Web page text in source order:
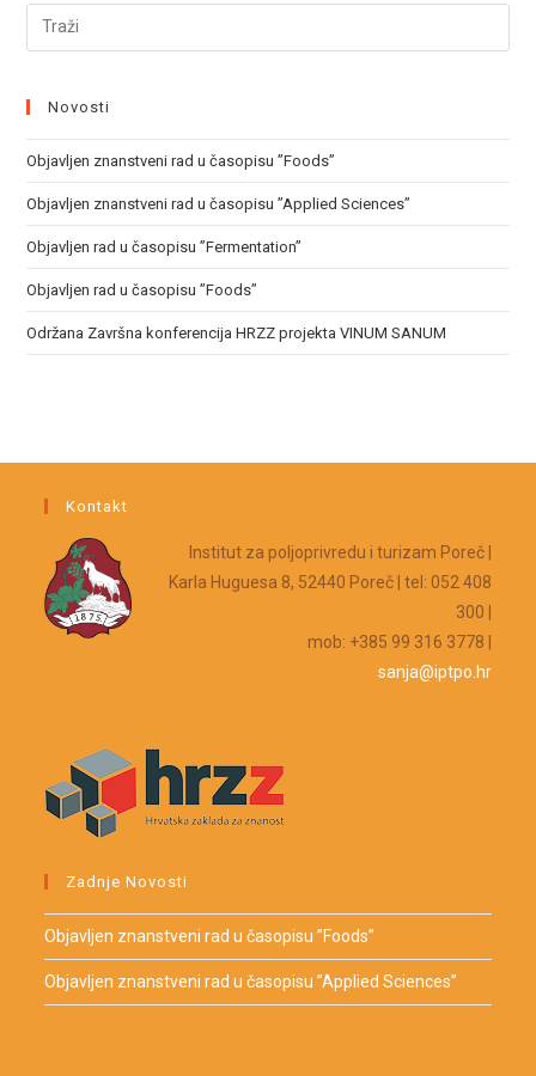
Novosti
Objavljen znanstveni rad u časopisu ”Foods”
Objavljen znanstveni rad u časopisu ”Applied Sciences”
Objavljen rad u časopisu ”Fermentation”
Objavljen rad u časopisu ”Foods”
Održana Završna konferencija HRZZ projekta VINUM SANUM
Kontakt
Institut za poljoprivredu i turizam Poreč |
Karla Huguesa 8, 52440 Poreč | tel: 052 408
300 |
mob: +385 99 316 3778 |
sanja@iptpo.hr
Zadnje Novosti
Objavljen znanstveni rad u časopisu ”Foods”
Objavljen znanstveni rad u časopisu ”Applied Sciences”